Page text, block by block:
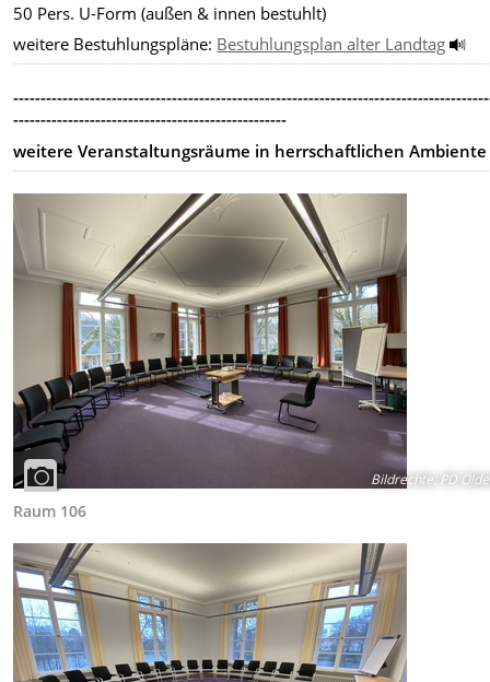
50 Pers. U-Form (außen & innen bestuhlt)
weitere Bestuhlungspläne: Bestuhlungsplan alter Landtag
--------------------------------------------------
weitere Veranstaltungsräume in herrschaftlichen Ambiente
Bildrechte: PD
Raum 106